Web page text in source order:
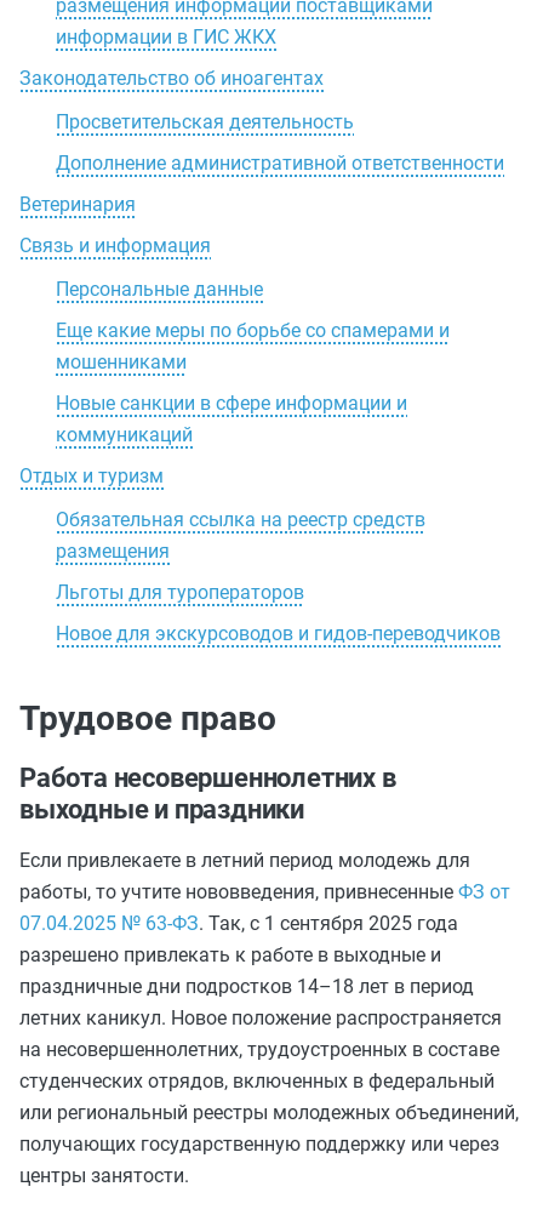
размещения информации поставщиками
информации в ГИС ЖКХ
Законодательство об иноагентах
Просветительская деятельность
Дополнение административной ответственности
Ветеринария
Связь и информация
Персональные данные
Еще какие меры по борьбе со спамерами и
мошенниками
Новые санкции в сфере информации и
коммуникаций
Отдых и туризм
Обязательная ссылка на реестр средств
размещения
Льготы для туроператоров
Новое для экскурсоводов и гидов-переводчиков
Трудовое право
Работа несовершеннолетних в
выходные и праздники
Если привлекаете в летний период молодежь для
работы, то учтите нововведения, привнесенные ФЗ от
07.04.2025 № 63-ФЗ. Так, с 1 сентября 2025 года
разрешено привлекать к работе в выходные и
праздничные дни подростков 14–18 лет в период
летних каникул. Новое положение распространяется
на несовершеннолетних, трудоустроенных в составе
студенческих отрядов, включенных в федеральный
или региональный реестры молодежных объединений,
получающих государственную поддержку или через
центры занятости.